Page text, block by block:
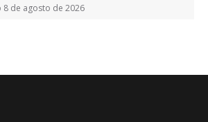
8 de agosto de 2026